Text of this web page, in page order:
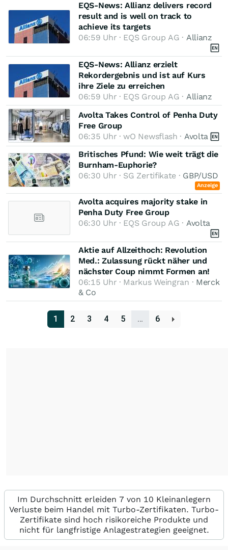
EQS-News: Allianz delivers record
result and is well on track to
achieve its targets
06:59 Uhr · EQS Group AG · Allianz
EQS-News: Allianz erzielt
Rekordergebnis und ist auf Kurs
ihre Ziele zu erreichen
06:59 Uhr · EQS Group AG · Allianz
Avolta Takes Control of Penha Duty
Free Group
06:35 Uhr · wO Newsflash · Avolta
Britisches Pfund: Wie weit trägt die
Burnham-Euphorie?
06:30 Uhr · SG Zertifikate · GBP/USD
Anzeige
Avolta acquires majority stake in
Penha Duty Free Group
06:30 Uhr · EQS Group AG · Avolta
Aktie auf Allzeithoch: Revolution
Med.: Zulassung rückt näher und
nächster Coup nimmt Formen an!
06:15 Uhr · Markus Weingran · Merck
& Co
1 2 3 4 5 … 6
Im Durchschnitt erleiden 7 von 10 Kleinanlegern
Verluste beim Handel mit Turbo-Zertifikaten. Turbo-
Zertifikate sind hoch risikoreiche Produkte und
nicht für langfristige Anlagestrategien geeignet.